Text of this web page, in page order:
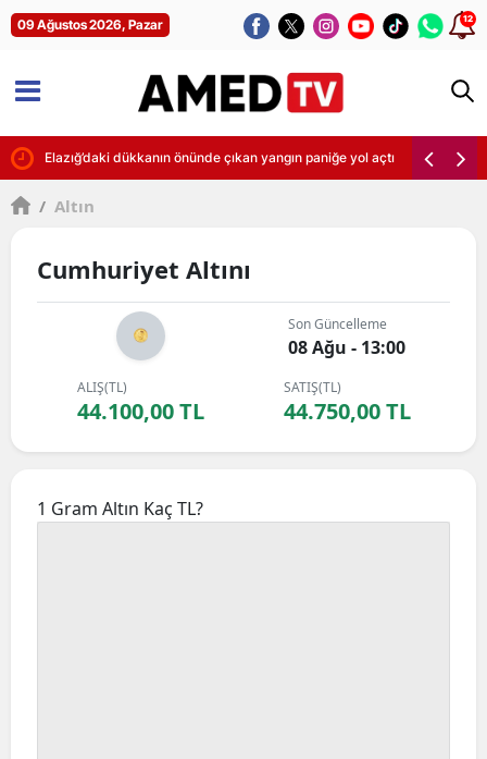
09 Ağustos 2026, Pazar 12
Elazığ’daki dükkanın önünde çıkan yangın paniğe yol açtı
/ Altın
Cumhuriyet Altını
Son Güncelleme
08 Ağu - 13:00
ALIŞ(TL)
44.100,00 TL
SATIŞ(TL)
44.750,00 TL
1 Gram Altın Kaç TL?